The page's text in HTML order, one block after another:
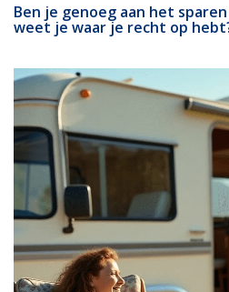
Ben je genoeg aan het
weet je waar je recht op